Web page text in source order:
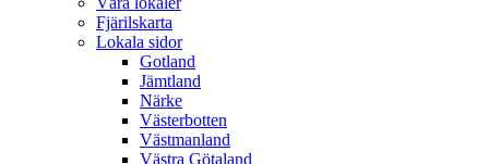
Fjärilskarta
Lokala sidor
Gotland
Jämtland
Närke
Västerbotten
Västmanland
Västra Götaland